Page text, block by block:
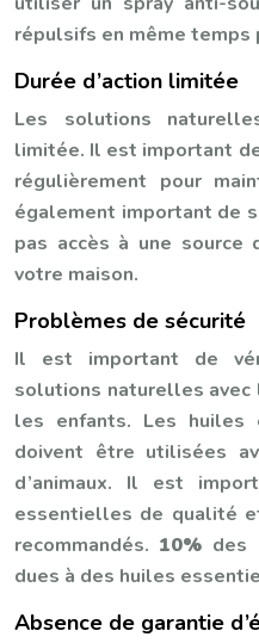
répulsifs en même temps
Durée d’action limitée
Les solutions
limitée. Il est important
régulièrement pour
également important de
pas accès à une source
votre maison.
Problèmes de sécurité
Il est important de
solutions naturelles avec
les enfants. Les huiles
doivent être utilisées
d’animaux. Il est
essentielles de qualité
recommandés. 10% des
dues à des huiles
Absence de garantie